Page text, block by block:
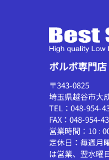
ボルボ専門
〒343-0825
埼玉県越谷市大
TEL：048-954-
FAX：048-954-
営業時間：10 :
定休日：毎週月
は営業、翌水曜